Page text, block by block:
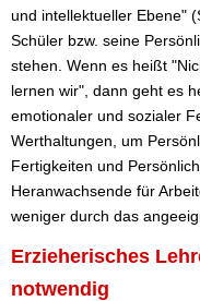
und intellektueller Ebene"
Schüler bzw. seine
stehen. Wenn es heißt
lernen wir", dann geht es
emotionaler und sozialer
Werthaltungen, um
Fertigkeiten und
Heranwachsende für
weniger durch das
Erzieherisches
notwendig